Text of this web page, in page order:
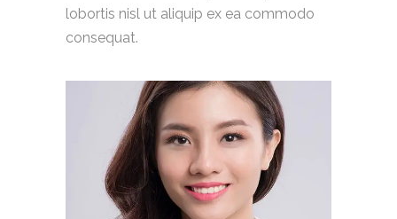
lobortis nisl ut aliquip ex ea commodo
consequat.